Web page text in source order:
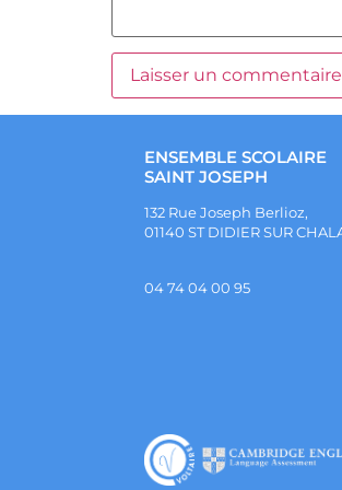
ENSEMBLE SCOLAIRE
SAINT JOSEPH
132 Rue Joseph Berlioz,
01140 ST DIDIER SUR
04 74 04 00 95